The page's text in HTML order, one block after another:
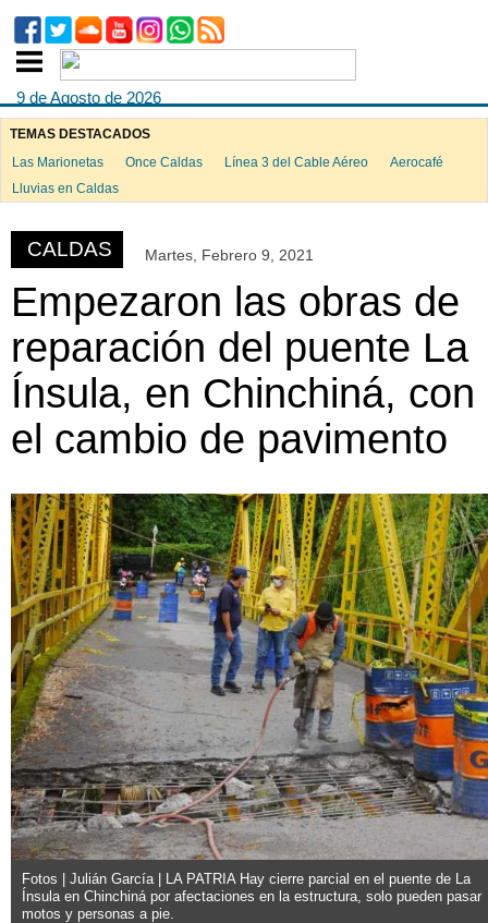
9 de Agosto de 2026
TEMAS DESTACADOS
Las Marionetas
Once Caldas Línea 3 del Cable Aéreo
Aerocafé
Lluvias en Caldas
CALDAS Martes, Febrero 9, 2021
Empezaron las obras de
reparación del puente La
Ínsula, en Chinchiná, con
el cambio de pavimento
Fotos | Julián García | LA PATRIA Hay cierre parcial en el puente de La
Ínsula en Chinchiná por afectaciones en la estructura, solo pueden pasar
motos y personas a pie.